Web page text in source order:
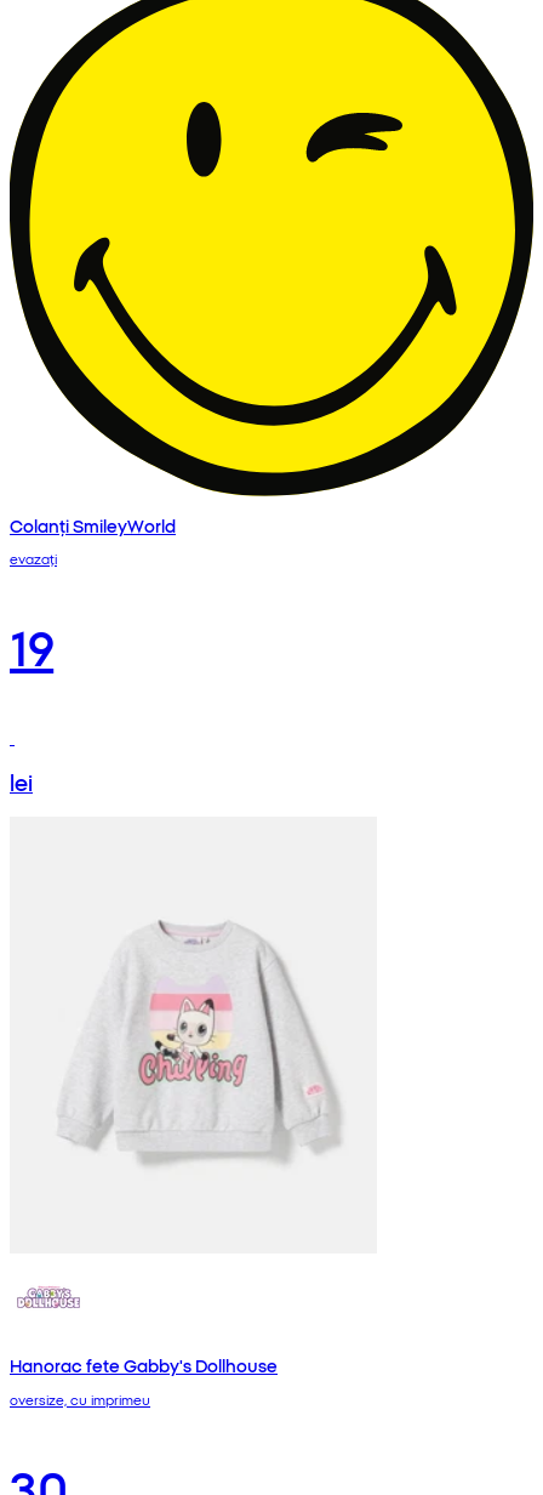
Colanți SmileyWorld
evazați
19
lei
Hanorac fete Gabby's Dollhouse
oversize, cu imprimeu